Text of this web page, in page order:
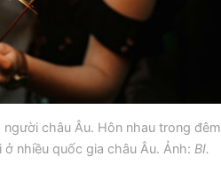
châu Âu. Hôn nhau trong đêm
nhiều quốc gia châu Âu. Ảnh: BI.